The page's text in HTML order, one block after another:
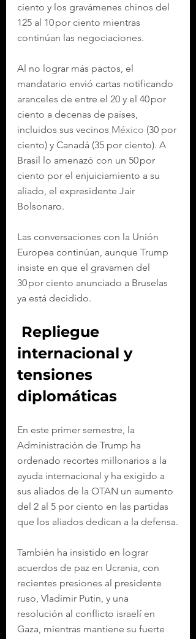
ciento y los gravámenes chinos del
125 al 10 por ciento mientras
continúan las negociaciones.
Al no lograr más pactos, el
mandatario envió cartas notificando
aranceles de entre el 20 y el 40 por
ciento a decenas de países,
incluidos sus vecinos México (30 por
ciento) y Canadá (35 por ciento). A
Brasil lo amenazó con un 50 por
ciento por el enjuiciamiento a su
aliado, el expresidente Jair
Bolsonaro.
Las conversaciones con la Unión
Europea continúan, aunque Trump
insiste en que el gravamen del
30 por ciento anunciado a Bruselas
ya está decidido.
Repliegue
internacional y
tensiones
diplomáticas
En este primer semestre, la
Administración de Trump ha
ordenado recortes millonarios a la
ayuda internacional y ha exigido a
sus aliados de la OTAN un aumento
del 2 al 5 por ciento en las partidas
que los aliados dedican a la defensa.
También ha insistido en lograr
acuerdos de paz en Ucrania, con
recientes presiones al presidente
ruso, Vladímir Putin, y una
resolución al conflicto israelí en
Gaza, mientras mantiene su fuerte